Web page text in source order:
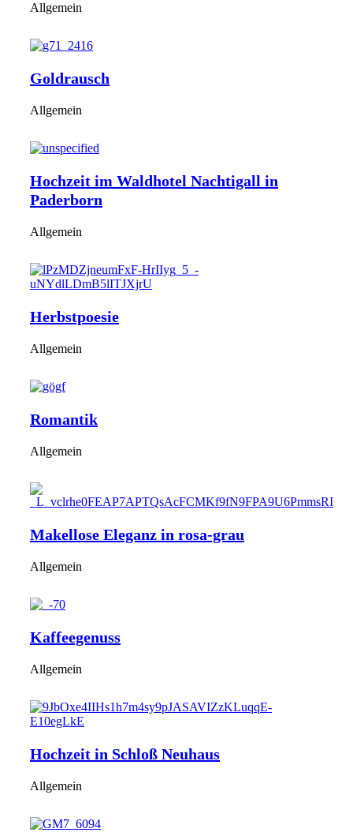
Allgemein
Goldrausch
Allgemein
Hochzeit im Waldhotel Nachtigall in
Paderborn
Allgemein
Herbstpoesie
Allgemein
Romantik
Allgemein
Makellose Eleganz in rosa-grau
Allgemein
Kaffeegenuss
Allgemein
Hochzeit in Schloß Neuhaus
Allgemein